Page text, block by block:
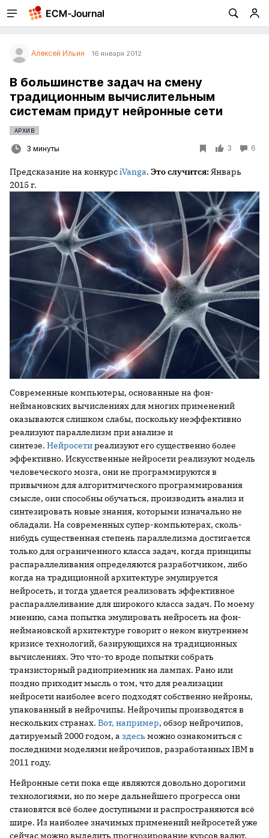
Алексей Ильин 16 января 2012
В большинстве задач на смену
традиционным вычислительным
системам придут нейронные сети
АРХИВ
3 минуты 3 6
Предсказание на конкурсiVanga. Это случится:Январь
2015г.
Современные компьютеры, основанные на фон-
неймановских вычислениях для многих применений
оказываются слишком слабы, поскольку неэффективно
реализуют параллелизм при анализе и
синтезе. Нейросетиреализуют его существенно более
эффективно. Искусственные нейросети реализуют модель
человеческого мозга, они не программируются в
привычном для алгоритмического программирования
смысле, они способны обучаться, производить анализ и
синтезировать новые знания, которыми изначально не
обладали. На современных супер-компьютерах, сколь-
нибудь существенная степень параллелизма достигается
только для ограниченного класса задач, когда принципы
распараллеливания определяются разработчиком, либо
когда на традиционной архитектуре эмулируется
нейросеть, и тогда удается реализовать эффективное
распараллеливание для широкого класса задач. По моему
мнению, сама попытка эмулировать нейросеть на фон-
неймановской архитектуре говорит о неком внутреннем
кризисе технологий, базирующихся на традиционных
вычислениях. Это что-то вроде попытки собрать
транзисторный радиоприемник на лампах. Рано или
поздно приходит мысль о том, что для реализации
нейросети наиболее всего подходят собственно нейроны,
упакованный в нейрочипы. Нейрочипы производятся в
нескольких странах. Вот, например, обзор нейрочипов,
датируемый 2000 годом, а здесь можно ознакомиться с
последними моделями нейрочипов, разработанных IBM в
2011 году.
Нейронные сети пока еще являются довольно дорогими
технологиями, но по мере дальнейшего прогресса они
становятся всё более доступными и распространяются всё
шире. Из наиболее значимых применений нейросетей уже
сейчас можно выделить прогнозирование курсов валют,